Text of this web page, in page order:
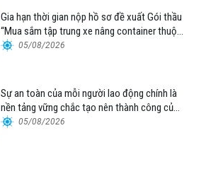
Gia hạn thời gian nộp hồ sơ đề xuất Gói thầu
“Mua sắm tập trung xe nâng container thuộc
Tổng công ty Hàng hải Việt Nam – CTCP”
05/08/2026
Sự an toàn của mỗi người lao động chính là
nền tảng vững chắc tạo nên thành công của
Cảng Đà Nẵng
05/08/2026